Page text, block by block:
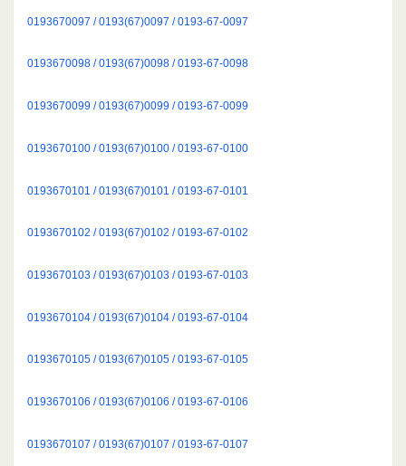
0193670097 / 0193(67)0097 / 0193-67-0097
0193670098 / 0193(67)0098 / 0193-67-0098
0193670099 / 0193(67)0099 / 0193-67-0099
0193670100 / 0193(67)0100 / 0193-67-0100
0193670101 / 0193(67)0101 / 0193-67-0101
0193670102 / 0193(67)0102 / 0193-67-0102
0193670103 / 0193(67)0103 / 0193-67-0103
0193670104 / 0193(67)0104 / 0193-67-0104
0193670105 / 0193(67)0105 / 0193-67-0105
0193670106 / 0193(67)0106 / 0193-67-0106
0193670107 / 0193(67)0107 / 0193-67-0107